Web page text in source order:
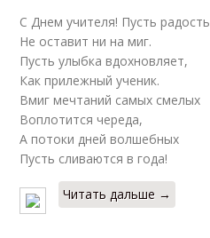
С Днем учителя! Пусть радость
Не оставит ни на миг.
Пусть улыбка вдохновляет,
Как прилежный ученик.
Вмиг мечтаний самых смелых
Воплотится череда,
А потоки дней волшебных
Пусть сливаются в года!
Читать дальше →